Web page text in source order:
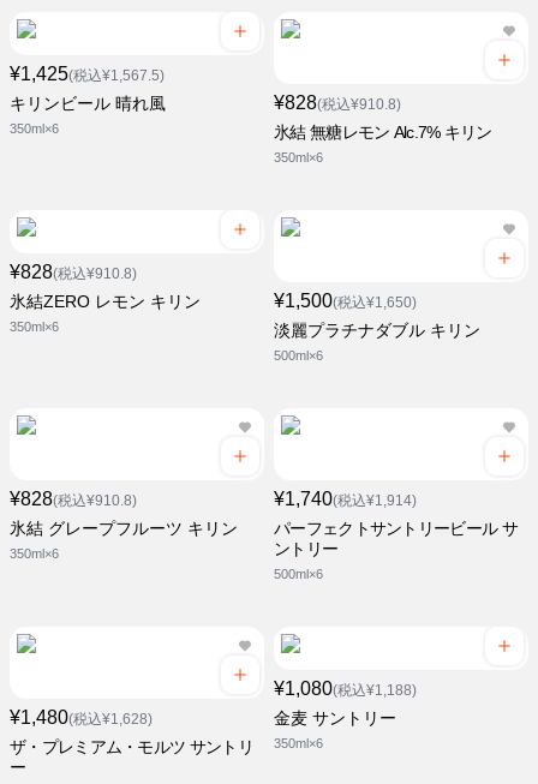
¥1,425(税込¥1,567.5)
キリンビール 晴れ風
350ml×6
¥828(税込¥910.8)
氷結 無糖レモン Alc.7% キリン
350ml×6
¥828(税込¥910.8)
氷結ZERO レモン キリン
350ml×6
¥1,500(税込¥1,650)
淡麗プラチナダブル キリン
500ml×6
¥828(税込¥910.8)
氷結 グレープフルーツ キリン
350ml×6
¥1,740(税込¥1,914)
パーフェクトサントリービール サ
ントリー
500ml×6
¥1,480(税込¥1,628)
ザ・プレミアム・モルツ サントリ
ー
¥1,080(税込¥1,188)
金麦 サントリー
350ml×6